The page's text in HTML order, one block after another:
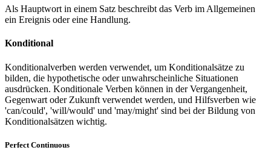
Als Hauptwort in einem Satz beschreibt das Verb im Allgemeinen
ein Ereignis oder eine Handlung.
Konditional
Konditionalverben werden verwendet, um Konditionalsätze zu
bilden, die hypothetische oder unwahrscheinliche Situationen
ausdrücken. Konditionale Verben können in der Vergangenheit,
Gegenwart oder Zukunft verwendet werden, und Hilfsverben wie
'can/could', 'will/would' und 'may/might' sind bei der Bildung von
Konditionalsätzen wichtig.
Perfect Continuous